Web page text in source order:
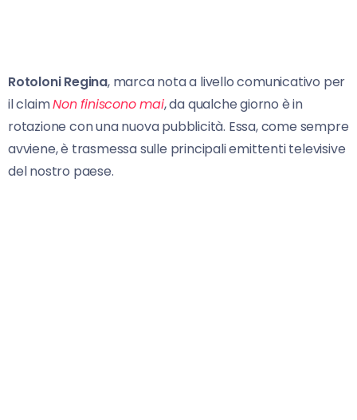
Rotoloni Regina, marca nota a livello comunicativo per
il claimNon finiscono mai, da qualche giorno è in
rotazione con una nuova pubblicità. Essa, come sempre
avviene, è trasmessa sulle principali emittenti televisive
del nostro paese.